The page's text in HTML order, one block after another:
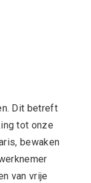
Dit betreft
tot onze
bewaken
van vrije